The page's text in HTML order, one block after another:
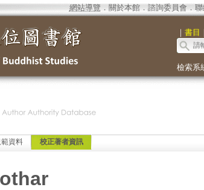
網站導覽 ． 關於本館． 諮詢委員會． 聯
｜ 書目
檢索系
資料 校正著者資訊